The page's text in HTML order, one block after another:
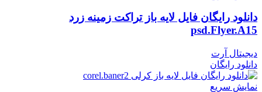
دانلود رایگان فایل لایه باز تراکت زمینه زرد
psd.Flyer.A15
دیجیتال آرت
دانلود رایگان
نمایش سریع